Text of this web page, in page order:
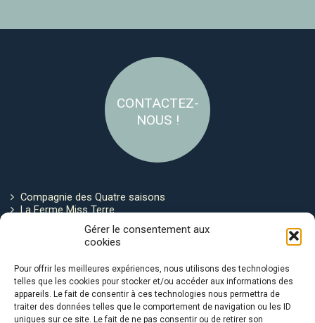
Gérer le consentement aux
cookies
Pour offrir les meilleures expériences, nous utilisons des technologies
telles que les cookies pour stocker et/ou accéder aux informations des
appareils. Le fait de consentir à ces technologies nous permettra de
traiter des données telles que le comportement de navigation ou les ID
uniques sur ce site. Le fait de ne pas consentir ou de retirer son
CONTACTEZ-
NOUS !
Compagnie des Quatre saisons
La Ferme Miss Terre
Politique de cookies